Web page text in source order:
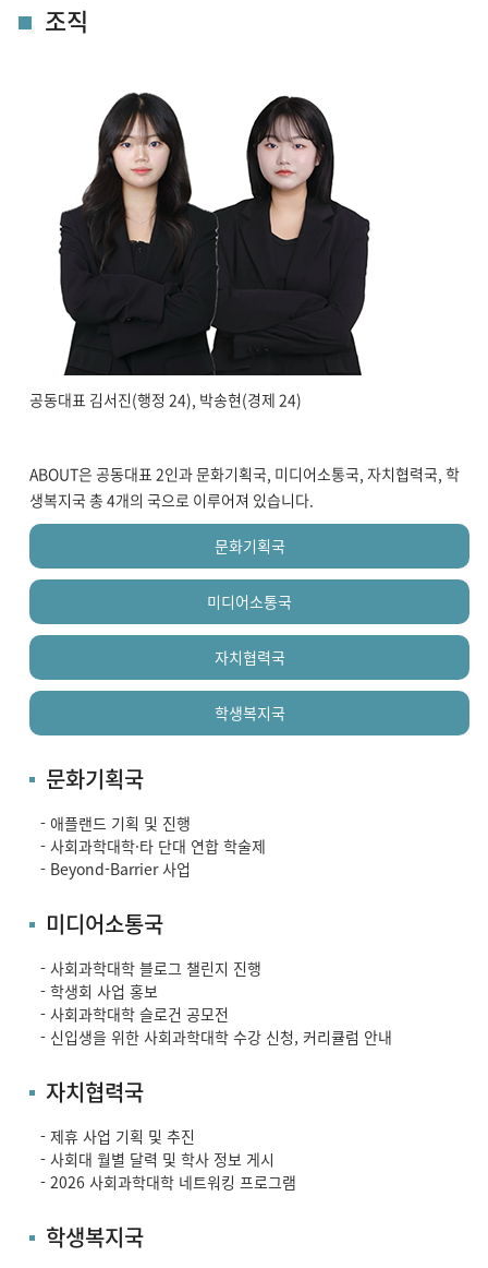
조직
공동대표 김서진(행정 24), 박송현(경제 24)
ABOUT은 공동대표 2인과 문화기획국, 미디어소통국, 자치협력국, 학
생복지국 총 4개의 국으로 이루어져 있습니다.
문화기획국
미디어소통국
자치협력국
학생복지국
문화기획국
- 애플랜드 기획 및 진행
- 사회과학대학·타 단대 연합 학술제
- Beyond-Barrier 사업
미디어소통국
- 사회과학대학 블로그 챌린지 진행
- 학생회 사업 홍보
- 사회과학대학 슬로건 공모전
- 신입생을 위한 사회과학대학 수강 신청, 커리큘럼 안내
자치협력국
- 제휴 사업 기획 및 추진
- 사회대 월별 달력 및 학사 정보 게시
- 2026 사회과학대학 네트워킹 프로그램
학생복지국